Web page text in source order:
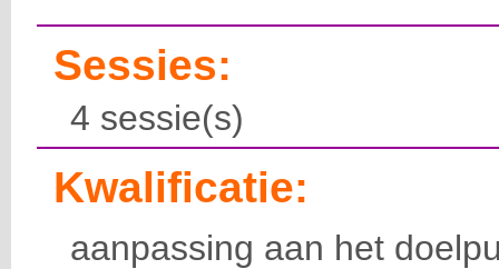
Sessies:
4 sessie(s)
Kwalificatie:
aanpassing aan het